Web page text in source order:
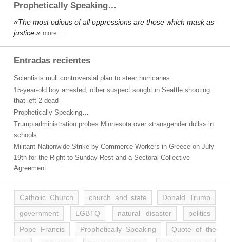
Prophetically Speaking…
«The most odious of all oppressions are those which mask as
justice.» more…
Entradas recientes
Scientists mull controversial plan to steer hurricanes
15-year-old boy arrested, other suspect sought in Seattle shooting
that left 2 dead
Prophetically Speaking…
Trump administration probes Minnesota over «transgender dolls» in
schools
Militant Nationwide Strike by Commerce Workers in Greece on July
19th for the Right to Sunday Rest and a Sectoral Collective
Agreement
Catholic Church church and state
Donald Trump
government
LGBTQ natural disaster
politics
Pope Francis
Prophetically Speaking
Quote of the